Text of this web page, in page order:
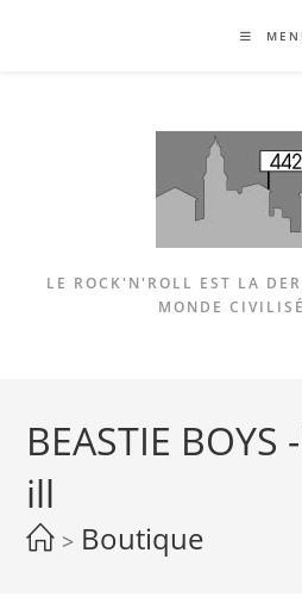
LE ROCK'N'ROLL EST LA
MONDE
BEASTIE
ill
> Boutique